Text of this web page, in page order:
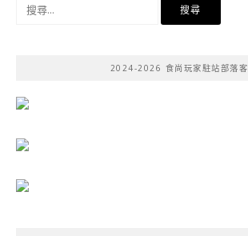
2024-2026 食尚玩家駐站部落客